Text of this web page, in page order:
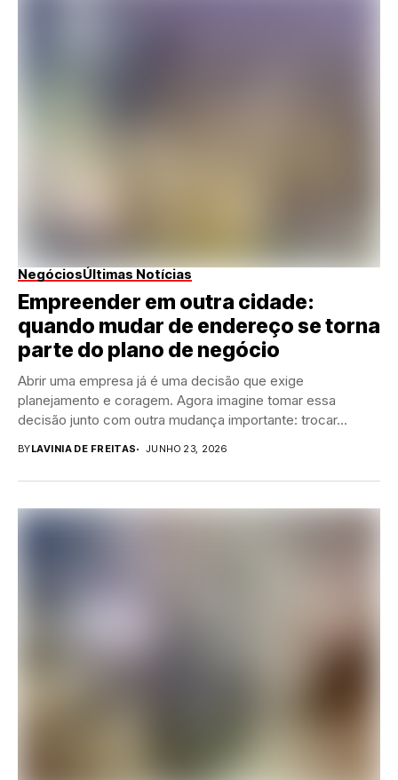
NegóciosÚltimas Notícias
Empreender em outra cidade:
quando mudar de endereço se torna
parte do plano de negócio
Abrir uma empresa já é uma decisão que exige
planejamento e coragem. Agora imagine tomar essa
decisão junto com outra mudança importante: trocar...
BYLAVINIA DE FREITAS JUNHO 23, 2026